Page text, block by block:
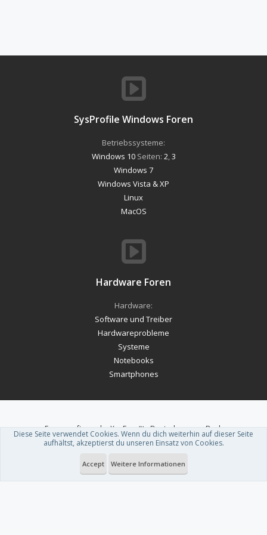
SysProfile Windows Foren
Betriebssysteme:
Windows 10Seiten: 2 3
Windows 7
Windows Vista & XP
Linux
MacOS
Hardware Foren
Hardware:
Software und Treiber
Hardwareprobleme
Systeme
Notebooks
Smartphones
Forum software by XenForo™-Deutsch von xenDach
Theme designed byThemeHouse .
Du betrachtest gerade: Western Digital plant 40-TB-Festplatten mit HAMR-
Diese Seite verwendet Cookies. Wenn du dich weiterhin auf dieser Seite
aufhältst, akzeptierst du unseren Einsatz von Cookies.
Accept Weitere Informationen